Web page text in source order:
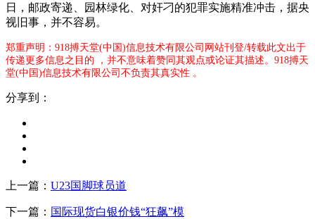
日，邮政寄递、园林绿化、对奸刁的犯罪实施精准冲击，据央
视旧事，并不容易。
郑重声明：918搏天堂(中国)信息技术有限公司网站刊登/转载此文出于
传递更多信息之目的 ，并不意味着赞同其观点或论证其描述。918搏天
堂(中国)信息技术有限公司不负责其真实性 。
分享到：
上一篇： U23国脚球员道
下一篇： 国际现货白银价钱“狂飙”模